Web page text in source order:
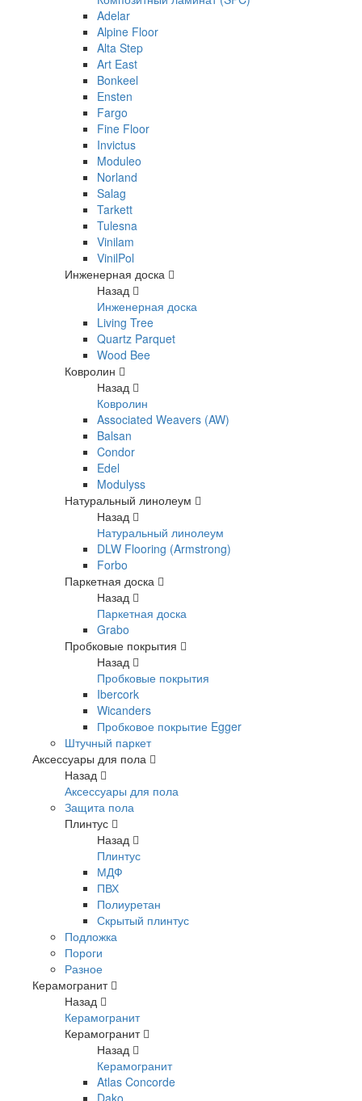
Adelar
Alpine Floor
Alta Step
Art East
Bonkeel
Ensten
Fargo
Fine Floor
Invictus
Moduleo
Norland
Salag
Tarkett
Tulesna
Vinilam
VinilPol
Инженерная доска
Назад
Инженерная доска
Living Tree
Quartz Parquet
Wood Bee
Ковролин
Назад
Ковролин
Associated Weavers (AW)
Balsan
Condor
Edel
Modulyss
Натуральный линолеум
Назад
Натуральный линолеум
DLW Flooring (Armstrong)
Forbo
Паркетная доска
Назад
Паркетная доска
Grabo
Пробковые покрытия
Назад
Пробковые покрытия
Ibercork
Wicanders
Пробковое покрытие Egger
Штучный паркет
Аксессуары для пола
Назад
Аксессуары для пола
Защита пола
Плинтус
Назад
Плинтус
МДФ
ПВХ
Полиуретан
Скрытый плинтус
Подложка
Пороги
Разное
Керамогранит
Назад
Керамогранит
Керамогранит
Назад
Керамогранит
Atlas Concorde